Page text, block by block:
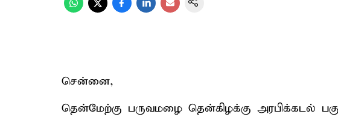
சென்னை,
தென்மேற்கு பருவமழை தென்கிழக்கு அரபிக்கடல்